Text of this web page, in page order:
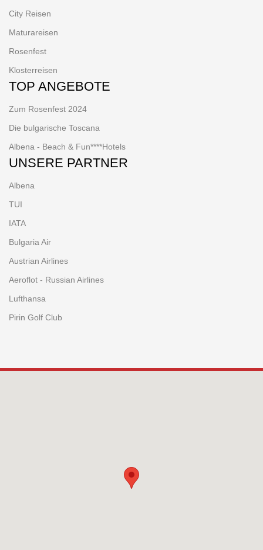
City Reisen
Maturareisen
Rosenfest
Klosterreisen
TOP ANGEBOTE
Zum Rosenfest 2024
Die bulgarische Toscana
Albena - Beach & Fun****Hotels
UNSERE PARTNER
Albena
TUI
IATA
Bulgaria Air
Austrian Airlines
Aeroflot - Russian Airlines
Lufthansa
Pirin Golf Club